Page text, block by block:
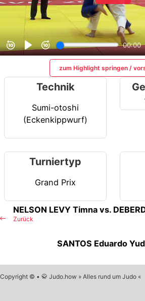
zum Highlight springen /
Technik
Sumi-otoshi
(Eckenkippwurf)
Turniertyp
Grand Prix
Zurück
NELSON LEVY Timna vs.
SANTOS Eduardo
Copyright © • 🥋 Judo.how » Alles rund um Judo «